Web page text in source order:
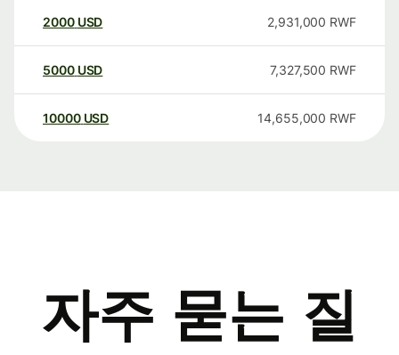
2000 USD 2,931,000 RWF
5000 USD 7,327,500 RWF
10000 USD 14,655,000 RWF
자주 묻는 질